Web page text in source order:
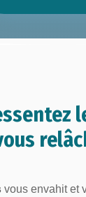
vous envahit et